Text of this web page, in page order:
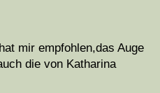
mir empfohlen,das Auge
die von Katharina